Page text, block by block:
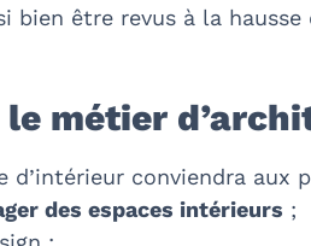
bien être revus à la hausse
métier
d’intérieur conviendra aux
des espaces intérieurs ;